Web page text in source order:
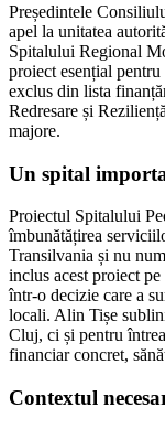
Președintele
apel la unitatea
Spitalului Regional
proiect esențial
exclus din lista
Redresare și
majore.
Un spital
Proiectul Spitalului
îmbunătățirea
Transilvania și nu
inclus acest proiect
într-o decizie care a
locali. Alin Tișe
Cluj, ci și pentru
financiar concret,
Contextul